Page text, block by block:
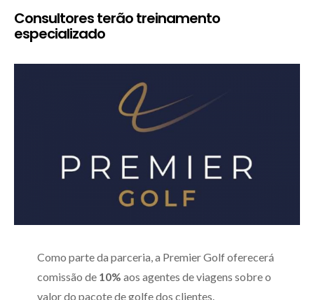
Consultores terão treinamento
especializado
Como parte da parceria, a Premier Golf oferecerá
comissão de 10% aos agentes de viagens sobre o
valor do pacote de golfe dos clientes.